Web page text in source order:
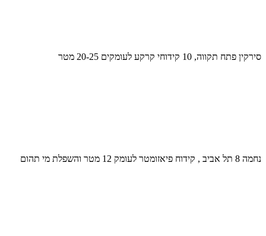
סירקין פתח תקווה, 10 קידוחי קרקע לעומקים 20-25 מטר
נחמה 8 תל אביב , קידוח פיאזומטר לעומק 12 מטר והשפלת מי תהום